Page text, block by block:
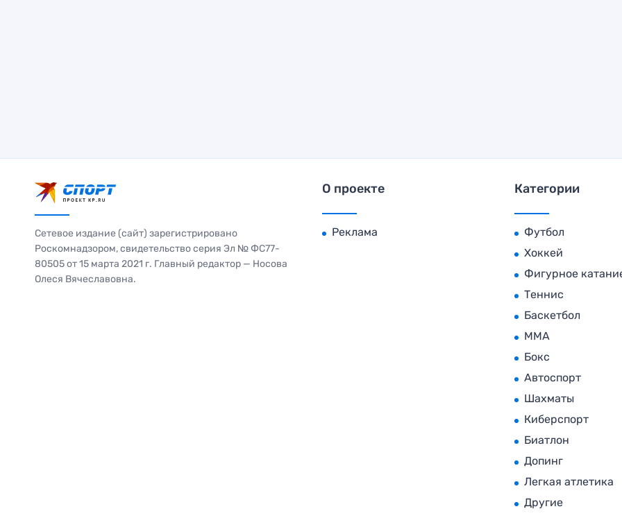
Сетевое издание (сайт) зарегистрировано
Роскомнадзором, свидетельство серия Эл № ФС77-
80505 от 15 марта 2021 г. Главный редактор — Носова
Олеся Вячеславовна.
О проекте
Реклама
Категории
Футбол
Хоккей
Фигурное
Теннис
Баскетбол
MMA
Бокс
Автоспорт
Шахматы
Киберспорт
Биатлон
Допинг
Легкая атлетика
Другие